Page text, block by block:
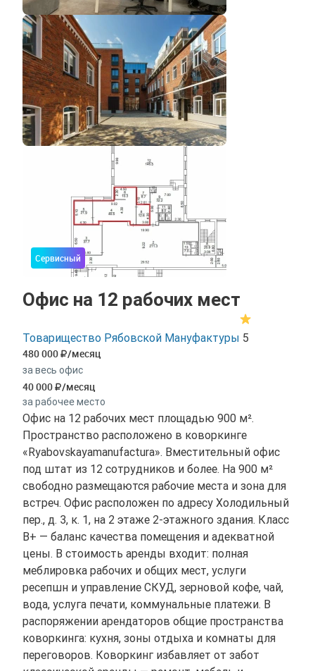
Сервисный
Офис на 12 рабочих мест
Товарищество Рябовской Мануфактуры 5
480 000 /месяц
за весь офис
40 000 /месяц
за рабочее место
Офис на 12 рабочих мест площадью 900 м².
Пространство расположено в коворкинге
«Ryabovskayamanufactura». Вместительный офис
под штат из 12 сотрудников и более. На 900 м²
свободно размещаются рабочие места и зона для
встреч. Офис расположен по адресу Холодильный
пер., д. 3, к. 1, на 2 этаже 2-этажного здания. Класс
B+ — баланс качества помещения и адекватной
цены. В стоимость аренды входит: полная
меблировка рабочих и общих мест, услуги
ресепшн и управление СКУД, зерновой кофе, чай,
вода, услуга печати, коммунальные платежи. В
распоряжении арендаторов общие пространства
коворкинга: кухня, зоны отдыха и комнаты для
переговоров. Коворкинг избавляет от забот